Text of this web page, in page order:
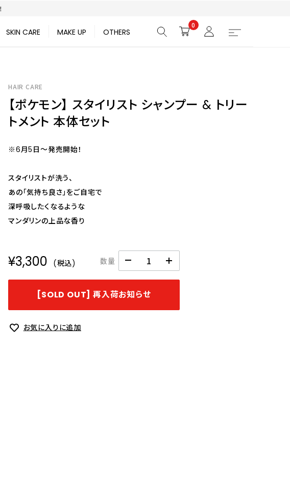
SKIN CARE MAKE UP OTHERS
0
HAIR CARE
【ポケモン】 スタイリスト シャンプー & トリー
トメント 本体セット
※6月5日～発売開始！
スタイリストが洗う、
あの「気持ち良さ」をご自宅で
深呼吸したくなるような
マンダリンの上品な香り
¥3,300 (税込) 数量
[SOLD OUT] 再入荷お知らせ
お気に入りに追加